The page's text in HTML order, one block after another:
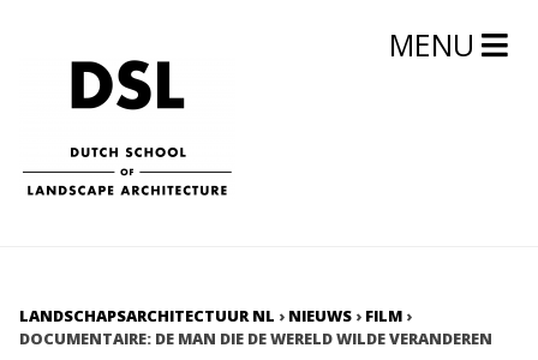
MENU
LANDSCHAPSARCHITECTUUR NL › NIEUWS › FILM ›
DOCUMENTAIRE: DE MAN DIE DE WERELD WILDE VERANDEREN